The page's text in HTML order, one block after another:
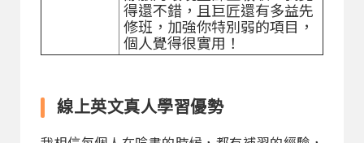
得還不錯，且巨匠還有多益先
修班，加強你特別弱的項目，
個人覺得很實用！
線上英文真人學習優勢